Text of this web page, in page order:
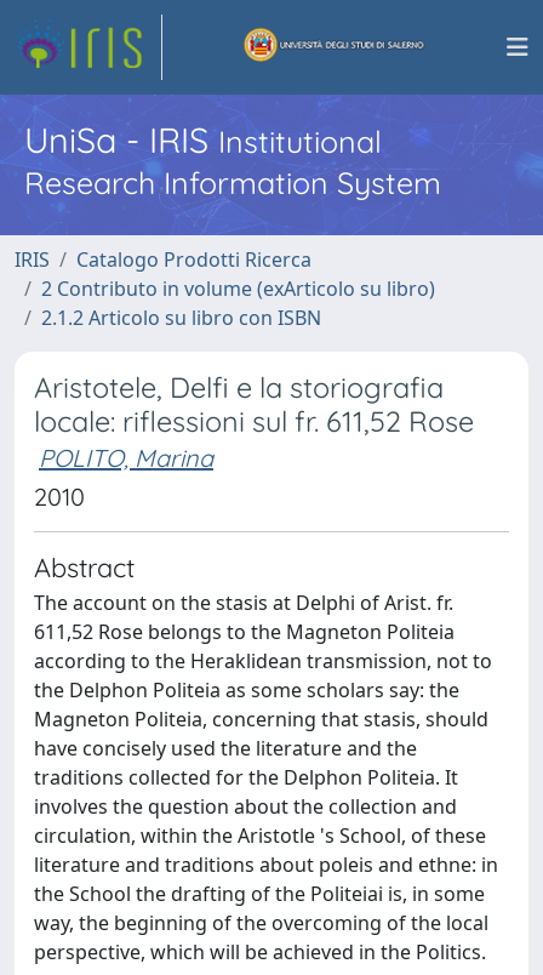
UniSa - IRISInstitutional
Research Information System
IRIS
Catalogo Prodotti Ricerca
2 Contributo in volume (exArticolo su libro)
2.1.2 Articolo su libro con ISBN
Aristotele, Delfi e la storiografia
locale: riflessioni sul fr. 611,52 Rose
POLITO, Marina
2010
Abstract
The account on the stasis at Delphi of Arist. fr.
611,52 Rose belongs to the Magneton Politeia
according to the Heraklidean transmission, not to
the Delphon Politeia as some scholars say: the
Magneton Politeia, concerning that stasis, should
have concisely used the literature and the
traditions collected for the Delphon Politeia. It
involves the question about the collection and
circulation, within the Aristotle 's School, of these
literature and traditions about poleis and ethne: in
the School the drafting of the Politeiai is, in some
way, the beginning of the overcoming of the local
perspective, which will be achieved in the Politics.